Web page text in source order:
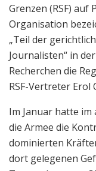
Grenzen (RSF) auf
Organisation
„Teil der
Journalisten“ in
Recherchen die
RSF-Vertreter Erol
Im Januar hatte
die Armee die
dominierten
dort gelegenen